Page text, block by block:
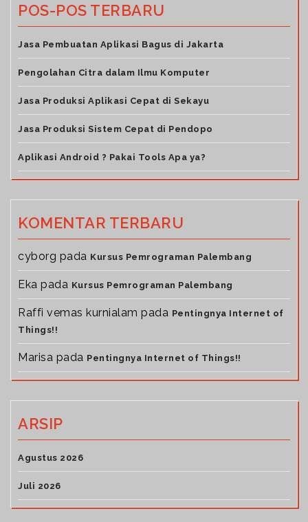
POS-POS TERBARU
Jasa Pembuatan Aplikasi Bagus di Jakarta
Pengolahan Citra dalam Ilmu Komputer
Jasa Produksi Aplikasi Cepat di Sekayu
Jasa Produksi Sistem Cepat di Pendopo
Aplikasi Android ? Pakai Tools Apa ya?
KOMENTAR TERBARU
cyborg pada Kursus Pemrograman Palembang
Eka pada Kursus Pemrograman Palembang
Raffi vemas kurnialam pada Pentingnya Internet of
Things!!
Marisa pada Pentingnya Internet of Things!!
ARSIP
Agustus 2026
Juli 2026